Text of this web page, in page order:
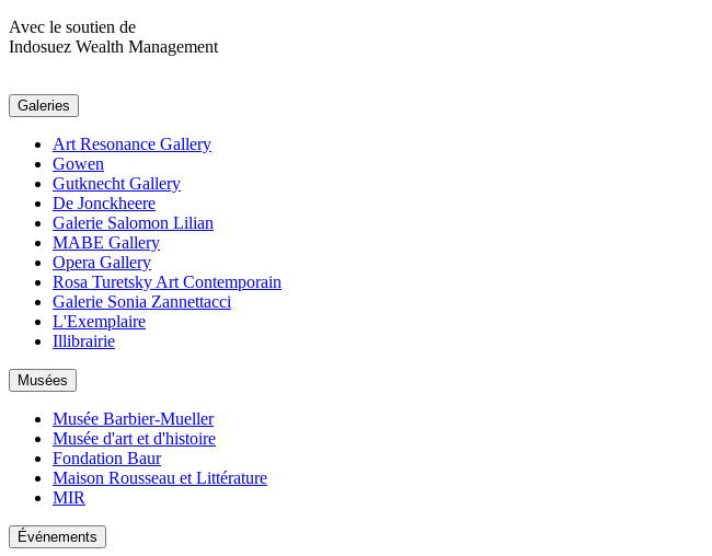
Avec le soutien de
Indosuez Wealth Management
Galeries
Art Resonance Gallery
Gowen
Gutknecht Gallery
De Jonckheere
Galerie Salomon Lilian
MABE Gallery
Opera Gallery
Rosa Turetsky Art Contemporain
Galerie Sonia Zannettacci
L'Exemplaire
Illibrairie
Musées
Musée Barbier-Mueller
Musée d'art et d'histoire
Fondation Baur
Maison Rousseau et Littérature
MIR
Événements